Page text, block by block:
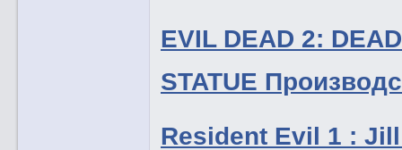
EVIL DEAD 2:
STATUE
Resident Evil 1 :